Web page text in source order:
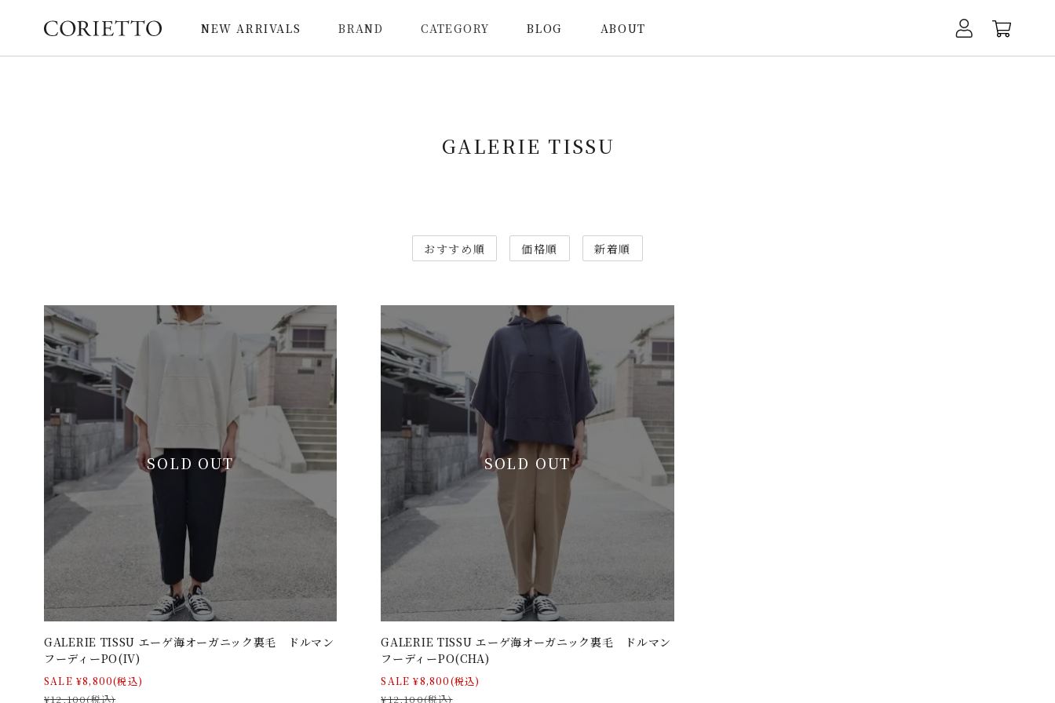
NEW ARRIVALS BRAND CATEGORY BLOG ABOUT
GALERIE TISSU
おすすめ順 価格順 新着順
SOLD OUT
GALERIE TISSU エーゲ海オーガニック裏毛 ドルマン
フーディーPO(IV)
SALE ¥8,800(税込)
¥12,100(税込)
SOLD OUT
GALERIE TISSU エーゲ海オーガニック裏毛 ドルマン
フーディーPO(CHA)
SALE ¥8,800(税込)
¥12,100(税込)